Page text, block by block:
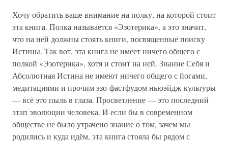
Хочу обратить ваше внимание на полку, на которой стоит
эта книга. Полка называется «Эзотерика», а это значит,
что на ней должны стоять книги, посвященные поиску
Истины. Так вот, эта книга не имеет ничего общего с
полкой «Эзотерика», хотя и стоит на ней. Знание Себя и
Абсолютная Истина не имеют ничего общего с йогами,
медитациями и прочим эзо-фастфудом ньюэйдж-культуры
— всё это пыль в глаза. Просветление — это последний
этап эволюции человека. И если бы в современном
обществе не было утрачено знание о том, зачем мы
родились и куда идём, эта книга стояла бы рядом с